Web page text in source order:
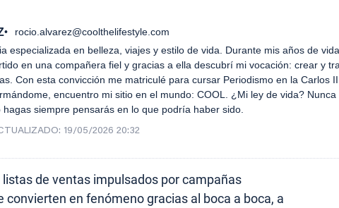
rocio.alvarez@coolthelifestyle.com
especializada en belleza, viajes y estilo de vida. Durante mis años de
en una compañera fiel y gracias a ella descubrí mi vocación: crear y
Con esta convicción me matriculé para cursar Periodismo en la Carlos
encuentro mi sitio en el mundo: COOL. ¿Mi ley de vida? Nunca
siempre pensarás en lo que podría haber sido.
19/05/2026 20:32
de ventas impulsados por campañas
convierten en fenómeno gracias al boca a boca, a